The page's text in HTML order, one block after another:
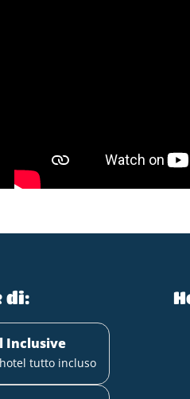
di:
Inclusive
tutto incluso